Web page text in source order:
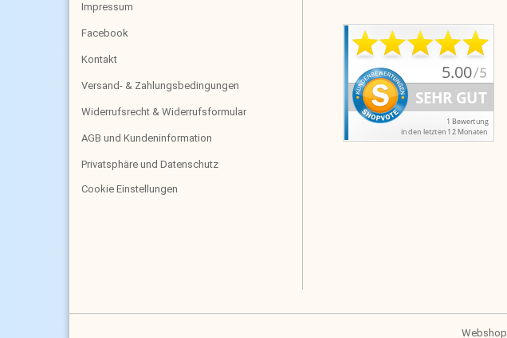
Impressum
Facebook
Kontakt
Versand- & Zahlungsbedingungen
Widerrufsrecht & Widerrufsformular
AGB und Kundeninformation
Privatsphäre und Datenschutz
Cookie Einstellungen
Webshop